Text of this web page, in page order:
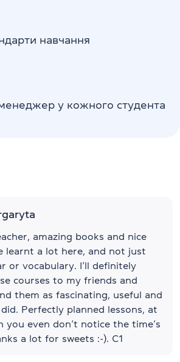
навчання
у кожного студента
amazing books and nice
learnt a lot here, and not just
or vocabulary. I’ll definitely
courses to my friends and
them as fascinating, useful and
Perfectly planned lessons, at
you even don’t notice the time’s
a lot for sweets :-). C1